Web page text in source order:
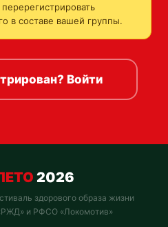
в составе вашей группы.
Войти
2026
здорового образа жизни
и РФСО «Локомотив»